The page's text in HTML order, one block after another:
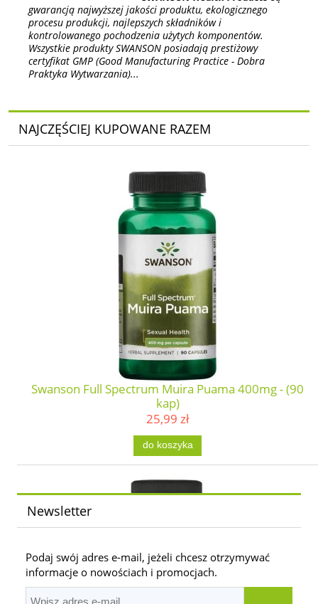
gwarancją najwyższej jakości produktu, ekologicznego
procesu produkcji, najlepszych składników i
kontrolowanego pochodzenia użytych komponentów.
Wszystkie produkty SWANSON posiadają prestiżowy
certyfikat GMP (Good Manufacturing Practice - Dobra
Praktyka Wytwarzania)...
NAJCZĘŚCIEJ KUPOWANE RAZEM
Swanson Full Spectrum Muira Puama 400mg - (90
kap)
25,99 zł
do koszyka
Newsletter
Podaj swój adres e-mail, jeżeli chcesz otrzymywać
informacje o nowościach i promocjach.